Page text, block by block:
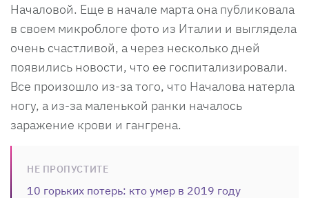
Началовой. Еще в начале марта она публиковала
в своем микроблоге фото из Италии и выглядела
очень счастливой, а через несколько дней
появились новости, что ее госпитализировали.
Все произошло из-за того, что Началова натерла
ногу, а из-за маленькой ранки началось
заражение крови и гангрена.
НЕ ПРОПУСТИТЕ
10 горьких потерь: кто умер в 2019 году